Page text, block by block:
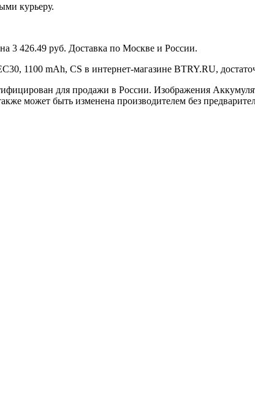
курьеру.
3 426.49 руб. Доставка по Москве и России.
1100 mAh, CS в интернет-магазине BTRY.RU,
для продажи в России. Изображения
может быть изменена производителем без